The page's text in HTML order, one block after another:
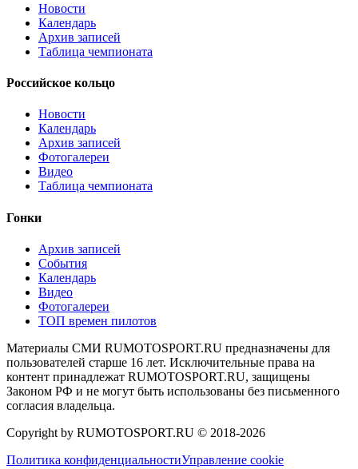
Новости
Календарь
Архив записей
Таблица чемпионата
Российское кольцо
Новости
Календарь
Архив записей
Фотогалереи
Видео
Таблица чемпионата
Гонки
Архив записей
События
Календарь
Видео
Фотогалереи
ТОП времен пилотов
Материалы СМИ RUMOTOSPORT.RU предназначены для
пользователей старше 16 лет. Исключительные права на
контент принадлежат RUMOTOSPORT.RU, защищены
Законом РФ и не могут быть использованы без письменного
согласия владельца.
Copyright by RUMOTOSPORT.RU © 2018-2026
Политика конфиденциальностиУправление cookie